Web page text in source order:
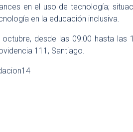
en el uso de tecnología;
en la educación inclusiva.
desde las 09:00 hasta las
111, Santiago.